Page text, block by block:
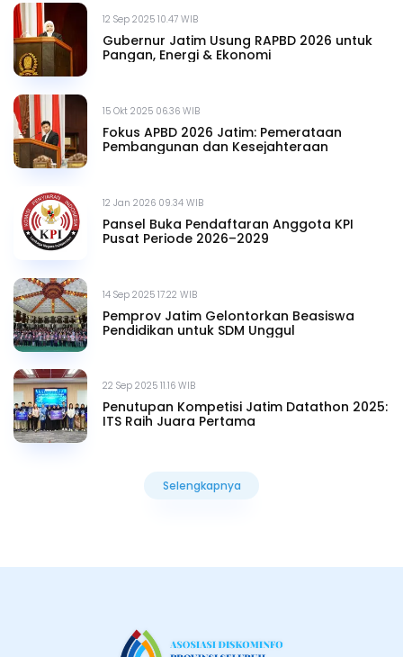
12 Sep 2025 10.47 WIB
Gubernur Jatim Usung RAPBD 2026 untuk
Pangan, Energi & Ekonomi
15 Okt 2025 06.36 WIB
Fokus APBD 2026 Jatim: Pemerataan
Pembangunan dan Kesejahteraan
12 Jan 2026 09.34 WIB
Pansel Buka Pendaftaran Anggota KPI
Pusat Periode 2026–2029
14 Sep 2025 17.22 WIB
Pemprov Jatim Gelontorkan Beasiswa
Pendidikan untuk SDM Unggul
22 Sep 2025 11.16 WIB
Penutupan Kompetisi Jatim Datathon 2025:
ITS Raih Juara Pertama
Selengkapnya